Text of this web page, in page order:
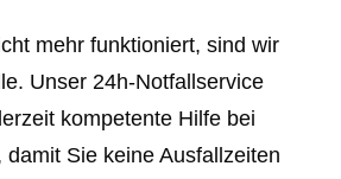
mehr funktioniert, sind wir
Unser 24h-Notfallservice
kompetente Hilfe bei
damit Sie keine Ausfallzeiten